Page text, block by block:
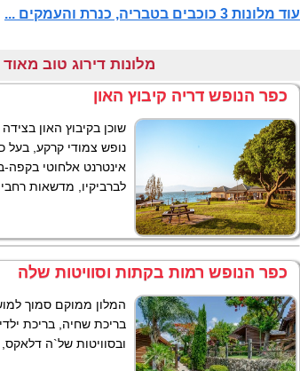
עוד מלונות 3 כוכבים בטבריה, כנרת והעמקים ...
מלונות דירוג טוב מאוד / 4 כוכבים בטבריה, כנרת
כפר הנופש דריה קיבוץ האון
שוכן בקיבוץ האון
נופש צמודי קרקע, בעל
אינטרנט אלחוטי
לברביקיו, מדשאות
כפר הנופש רמות בקתות וסוויטות שלה
המלון ממוקם סמוך
בריכת שחיה, בריכת
ובסוויטות של`ה דלאקס,